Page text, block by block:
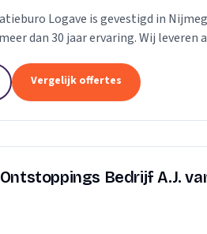
Logave is gevestigd in
dan 30 jaar ervaring. Wij leveren
Vergelijk offertes
Bedrijf A.J.